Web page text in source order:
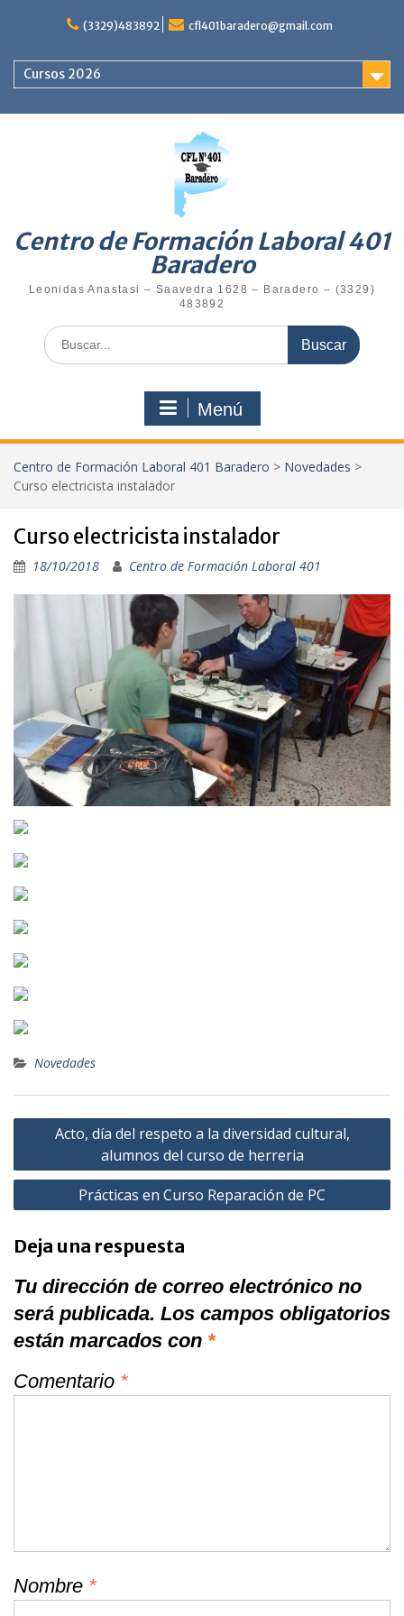
(3329)483892 cfl401baradero@gmail.com
Cursos 2026
Centro de Formación Laboral 401
Baradero
Leonidas Anastasi – Saavedra 1628 – Baradero – (3329)
483892
Buscar:
Menú
Centro de Formación Laboral 401 Baradero > Novedades >
Curso electricista instalador
Curso electricista instalador
18/10/2018 Centro de Formación Laboral 401
Novedades
Navegación
entradas
Acto, día del respeto a la diversidad cultural,
alumnos del curso de herreria
Prácticas en Curso Reparación de PC
Deja una respuesta
Tu dirección de correo electrónico no
será publicada. Los campos obligatorios
están marcados con *
Comentario *
Nombre *